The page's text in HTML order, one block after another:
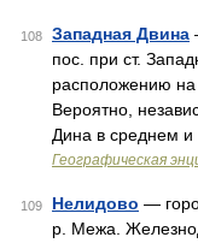
108 Западная Двина
пос. при ст.
расположению на
Вероятно,
Дина в среднем и
Географическая
109 Нелидово —
р. Межа.